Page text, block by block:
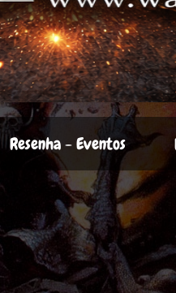
Resenha - Eventos